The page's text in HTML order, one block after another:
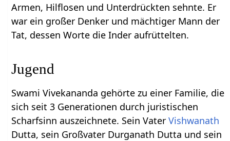
Armen, Hilflosen und Unterdrückten sehnte. Er
war ein großer Denker und mächtiger Mann der
Tat, dessen Worte die Inder aufrüttelten.
Jugend
Swami Vivekananda gehörte zu einer Familie, die
sich seit 3 Generationen durch juristischen
Scharfsinn auszeichnete. Sein VaterVishwanath
Dutta, sein Großvater Durganath Dutta und sein